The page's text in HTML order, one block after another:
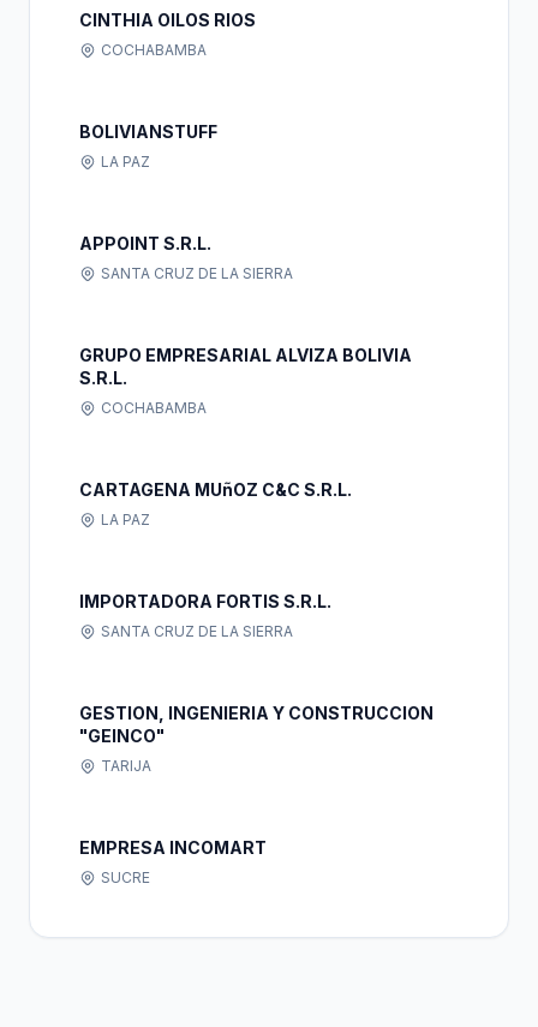
CINTHIA OILOS RIOS
COCHABAMBA
BOLIVIANSTUFF
LA PAZ
APPOINT S.R.L.
SANTA CRUZ DE LA SIERRA
GRUPO EMPRESARIAL ALVIZA BOLIVIA
S.R.L.
COCHABAMBA
CARTAGENA MUñOZ C&C S.R.L.
LA PAZ
IMPORTADORA FORTIS S.R.L.
SANTA CRUZ DE LA SIERRA
GESTION, INGENIERIA Y CONSTRUCCION
"GEINCO"
TARIJA
EMPRESA INCOMART
SUCRE